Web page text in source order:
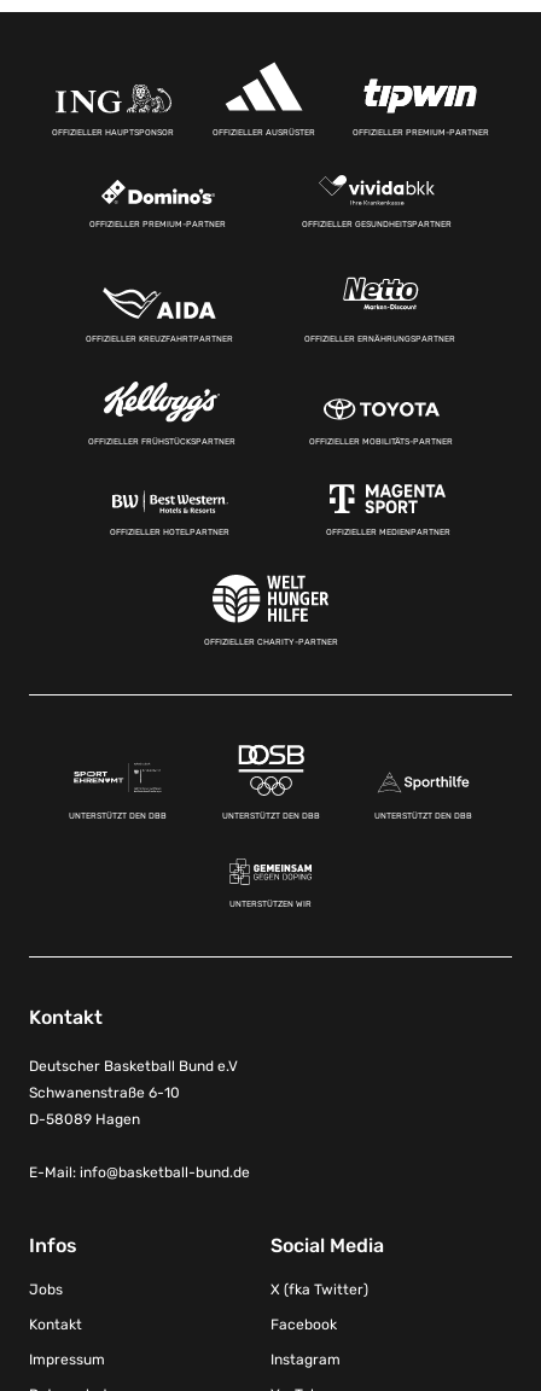
OFFIZIELLER HAUPTSPONSOR OFFIZIELLER AUSRÜSTER OFFIZIELLER PREMIUM-PARTNER
OFFIZIELLER PREMIUM-PARTNER OFFIZIELLER GESUNDHEITSPARTNER
OFFIZIELLER KREUZFAHRTPARTNER OFFIZIELLER ERNÄHRUNGSPARTNER
OFFIZIELLER FRÜHSTÜCKSPARTNER OFFIZIELLER MOBILITÄTS-PARTNER
OFFIZIELLER HOTELPARTNER OFFIZIELLER MEDIENPARTNER
OFFIZIELLER CHARITY-PARTNER
UNTERSTÜTZT DEN DBB UNTERSTÜTZT DEN DBB UNTERSTÜTZT DEN DBB
UNTERSTÜTZEN WIR
Kontakt
Deutscher Basketball Bund e.V
Schwanenstraße 6-10
D-58089 Hagen
E-Mail: info@basketball-bund.de
Infos
Jobs
Kontakt
Impressum
Social Media
X (fka Twitter)
Facebook
Instagram